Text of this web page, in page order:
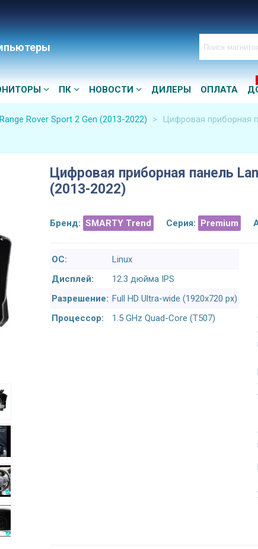
ПК НОВОСТИ ДИЛЕРЫ ОПЛАТА
Rover Sport 2 Gen (2013-2022) >
Цифровая приборная
Цифровая приборная панель
(2013-2022)
Бренд: SMARTY Trend Серия: Premium
ОС:
Linux
Дисплей:
12.3 дюйма IPS
Разрешение: Full HD Ultra-wide (1920x720 px)
Процессор:
1.5 GHz Quad-Core (T507)